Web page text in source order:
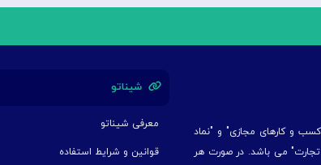
و کارهای مجازی" و "نماد
تجارت" می باشد. در صورت هر
شیناتو
معرفی شیناتو
قوانین و شرایط استفاده